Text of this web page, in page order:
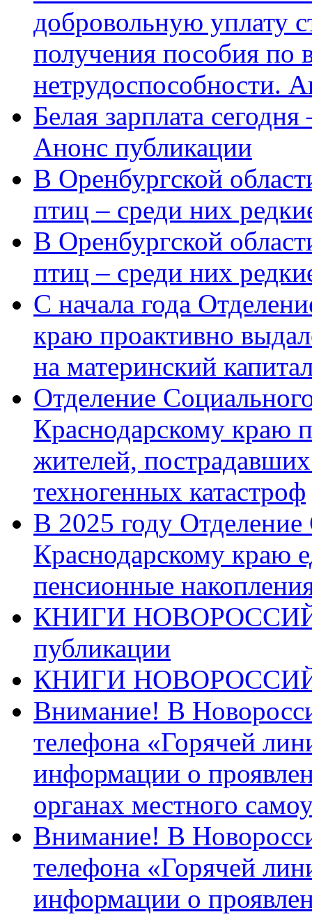
добровольную уплату
получения пособия по
нетрудоспособности.
Белая зарплата
Анонс публикации
В Оренбургской
птиц – среди них
В Оренбургской
птиц – среди них
С начала года
краю проактивно
на материнский
Отделение
Краснодарскому краю
жителей,
техногенных катастроф
В 2025 году
Краснодарскому краю
пенсионные
КНИГИ
публикации
КНИГИ
Внимание! В
телефона «Горячей
информации о
органах местного
Внимание! В
телефона «Горячей
информации о